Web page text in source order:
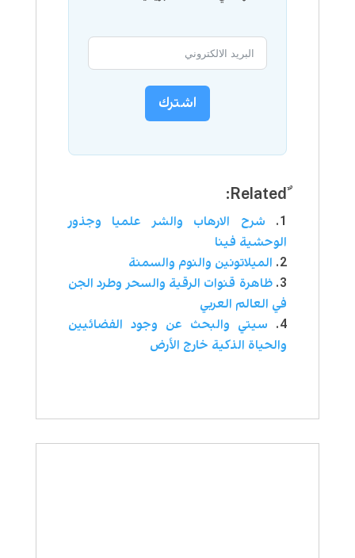
اشترك
ٌRelated:
شرح الارهاب والشر علميا وجذور
الوحشية فينا
الميلاتونين والنوم والسمنة
ظاهرة قنوات الرقية والسحر وطرد الجن
في العالم العربي
سيتي والبحث عن وجود الفضائيين
والحياة الذكية خارج الأرض